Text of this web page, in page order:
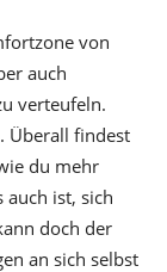
von
auch
verteufeln.
Überall findest
du mehr
ist, sich
doch der
an sich selbst